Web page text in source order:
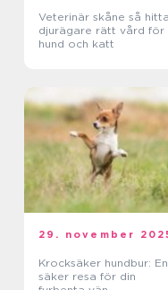
Veterinär skåne så hittar
djurägare rätt vård för
hund och katt
29. november
Krocksäker hundbur: En
säker resa för din